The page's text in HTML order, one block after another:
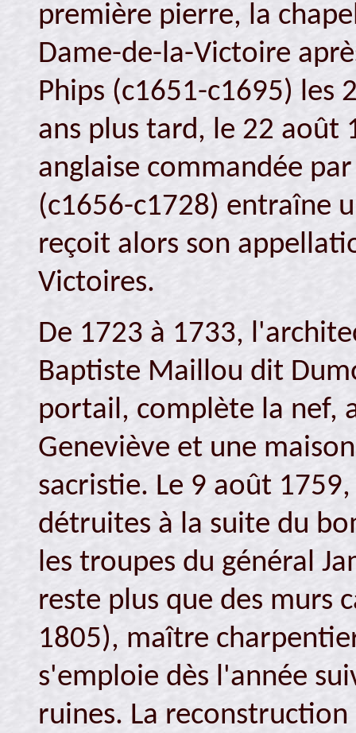
première pierre, la
Dame-de-la-Victoire
Phips (c1651-c1695) les
ans plus tard, le 22 août
anglaise commandée
(c1656-c1728) entraîne
reçoit alors son
Victoires.
De 1723 à 1733,
Baptiste Maillou dit
portail, complète la nef,
Geneviève et une
sacristie. Le 9 août
détruites à la suite du
les troupes du général
reste plus que des murs
1805), maître
s'emploie dès l'année
ruines. La